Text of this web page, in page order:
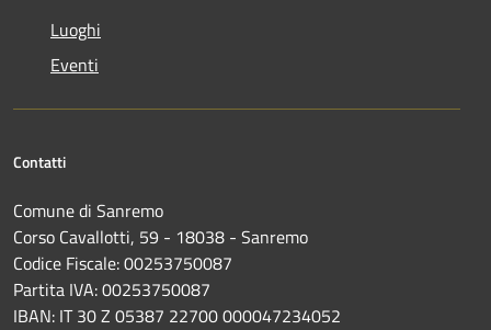
Luoghi
Eventi
Contatti
Comune di Sanremo
Corso Cavallotti, 59 - 18038 - Sanremo
Codice Fiscale: 00253750087
Partita IVA: 00253750087
IBAN: IT 30 Z 05387 22700 000047234052